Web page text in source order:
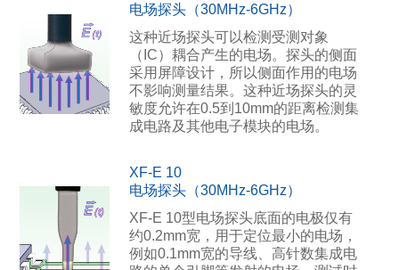
电场探头（30MHz-6GHz）
这种近场探头可以检测受测对象
（IC）耦合产生的电场。探头的侧面
采用屏障设计，所以侧面作用的电场
不影响测量结果。这种近场探头的灵
敏度允许在0.5到10mm的距离检测集
成电路及其他电子模块的电场。
XF-E 10
电场探头（30MHz-6GHz）
XF-E 10型电场探头底面的电极仅有
约0.2mm宽，用于定位最小的电场，
例如0.1mm宽的导线、高针数集成电